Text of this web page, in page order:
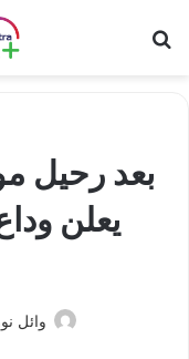
بعد رحيل
يعلن
وائل